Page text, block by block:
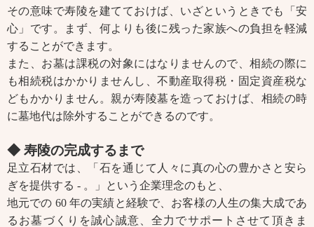
その意味で寿陵を建てておけば、いざというときでも「安
心」です。まず、何よりも後に残った家族への負担を軽減
することができます。
また、お墓は課税の対象にはなりませんので、相続の際に
も相続税はかかりませんし、不動産取得税・固定資産税な
どもかかりません。親が寿陵墓を造っておけば、相続の時
に墓地代は除外することができるのです。
◆ 寿陵の完成するまで
足立石材では、「石を通じて人々に真の心の豊かさと安ら
ぎを提供する - 。」という企業理念のもと、
地元での 60 年の実績と経験で、お客様の人生の集大成であ
るお墓づくりを誠心誠意、全力でサポートさせて頂きま